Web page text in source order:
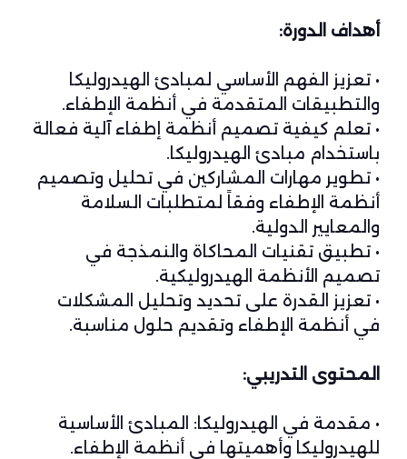
أهداف الدورة:
• تعزيز الفهم الأساسي لمبادئ الهيدروليكا
والتطبيقات المتقدمة في أنظمة الإطفاء.
• تعلم كيفية تصميم أنظمة إطفاء آلية فعالة
باستخدام مبادئ الهيدروليكا.
• تطوير مهارات المشاركين في تحليل وتصميم
أنظمة الإطفاء وفقاً لمتطلبات السلامة
والمعايير الدولية.
• تطبيق تقنيات المحاكاة والنمذجة في
تصميم الأنظمة الهيدروليكية.
• تعزيز القدرة على تحديد وتحليل المشكلات
في أنظمة الإطفاء وتقديم حلول مناسبة.
المحتوى التدريبي:
• مقدمة في الهيدروليكا: المبادئ الأساسية
للهيدروليكا وأهميتها في أنظمة الإطفاء.